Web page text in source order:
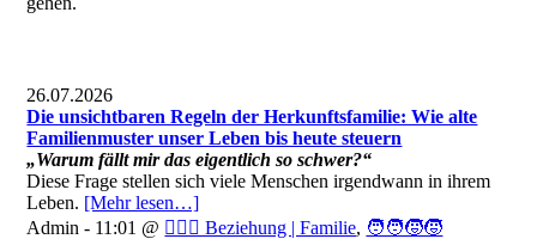
26.07.2026
Die unsichtbaren Regeln der Herkunftsfamilie: Wie alte
Familienmuster unser Leben bis heute steuern
„Warum fällt mir das eigentlich so schwer?“
Diese Frage stellen sich viele Menschen irgendwann in ihrem
Leben. [Mehr lesen…]
Admin - 11:01 @ 👩‍❤️‍👨 Beziehung | Familie, 🧑‍🧑‍🧒‍🧒